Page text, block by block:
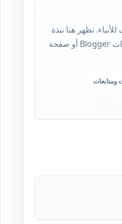
تظهر هنا نبذة
الكاتب عند ربطها ببيانات Blogger أو صفحة
ومتابعات